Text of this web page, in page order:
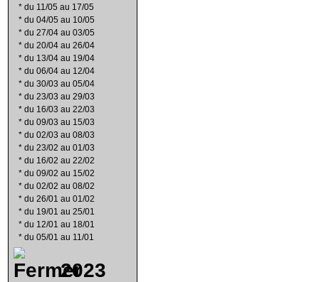
* du 11/05 au 17/05
* du 04/05 au 10/05
* du 27/04 au 03/05
* du 20/04 au 26/04
* du 13/04 au 19/04
* du 06/04 au 12/04
* du 30/03 au 05/04
* du 23/03 au 29/03
* du 16/03 au 22/03
* du 09/03 au 15/03
* du 02/03 au 08/03
* du 23/02 au 01/03
* du 16/02 au 22/02
* du 09/02 au 15/02
* du 02/02 au 08/02
* du 26/01 au 01/02
* du 19/01 au 25/01
* du 12/01 au 18/01
* du 05/01 au 11/01
2023